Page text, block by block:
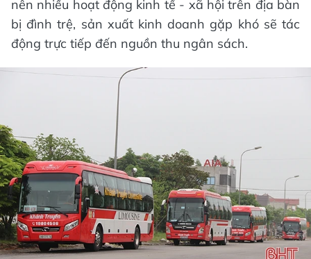
nên nhiều hoạt động kinh tế - xã hội trên địa bàn
bị đình trệ, sản xuất kinh doanh gặp khó sẽ tác
động trực tiếp đến nguồn thu ngân sách.